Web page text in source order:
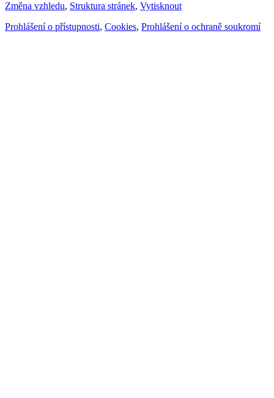
Změna vzhledu, Struktura stránek, Vytisknout
Prohlášení o přístupnosti, Cookies, Prohlášení o ochraně soukromí